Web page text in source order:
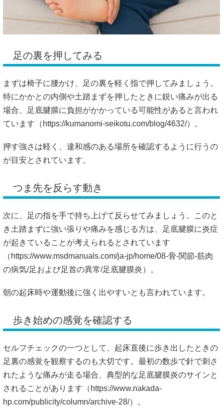
足の裏を押してみる
まずは椅子に腰かけ、足の裏を軽く指で押してみましょう。
特にかかとの内側や土踏まずを押したときに鋭い痛みが出る
場合、足底腱膜に負担がかかっている可能性があると言われ
ています（ https://kumanomi-seikotu.com/blog/4632/）。
押す強さは軽く、違和感のある場所を確認するように行うの
が目安とされています。
つま先を反らす動き
次に、足の指を手で持ち上げて反らせてみましょう。このと
き土踏まずに強い張りや痛みを感じる方は、足底腱膜に炎症
が起きていることが考えられるとされています
（ https://www.msdmanuals.com/ja-jp/home/08-骨-関節-筋肉
の病気/足および足首の異常/足底腱膜炎）。
朝の起床時や運動後に強く出やすいとも言われています。
歩き始めの感覚を確認する
セルフチェックの一つとして、起床直後に歩き出したときの
足裏の感覚を観察するのも大切です。最初の数歩で針で刺さ
れたような痛みが走る場合、典型的な足底腱膜炎のサインと
されることがあります（ https://www.nakada-
hp.com/publicity/column/archive-28/）。